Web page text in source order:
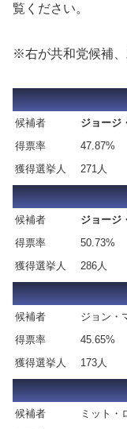
覧ください。
※右が共和党候補
候補者
ジョージ
得票率
47.87%
獲得選挙人
271人
候補者
ジョージ
得票率
50.73%
獲得選挙人
286人
候補者
ジョン・
得票率
45.65%
獲得選挙人
173人
候補者
ミット・